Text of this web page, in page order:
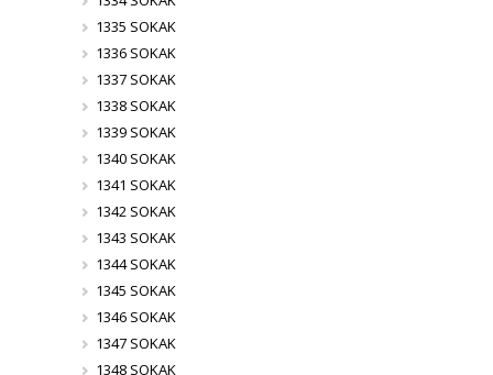
1335 SOKAK
1336 SOKAK
1337 SOKAK
1338 SOKAK
1339 SOKAK
1340 SOKAK
1341 SOKAK
1342 SOKAK
1343 SOKAK
1344 SOKAK
1345 SOKAK
1346 SOKAK
1347 SOKAK
1348 SOKAK